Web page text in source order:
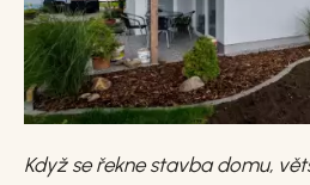
Když se řekne stavba domu,